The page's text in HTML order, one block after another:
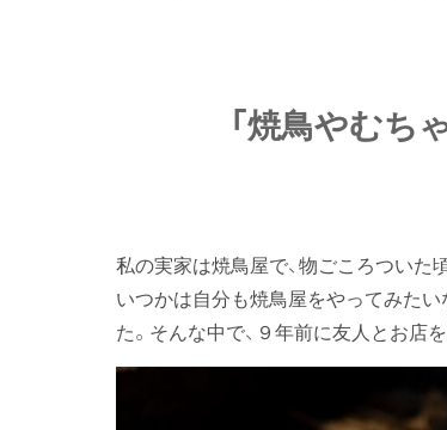
「焼鳥やむち
私の実家は焼鳥屋で、物ごころついた
いつかは自分も焼鳥屋をやってみた
た。そんな中で、９年前に友人とお店